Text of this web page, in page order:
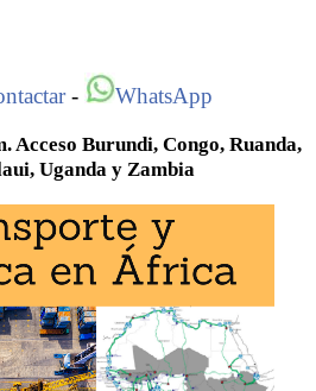
- WhatsApp
Acceso Burundi, Congo, Ruanda,
Uganda y Zambia